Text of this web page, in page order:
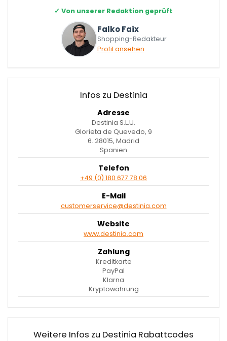
✓ Von unserer Redaktion geprüft
Falko Faix
Shopping-Redakteur
Profil ansehen
Infos zu Destinia
Adresse
Destinia S.L.U.
Glorieta de Quevedo, 9
6. 28015, Madrid
Spanien
Telefon
+49 (0) 180 677 78 06
E-Mail
customerservice@destinia.com
Website
www.destinia.com
Zahlung
Kreditkarte
PayPal
Klarna
Kryptowährung
Weitere Infos zu Destinia Rabattcodes